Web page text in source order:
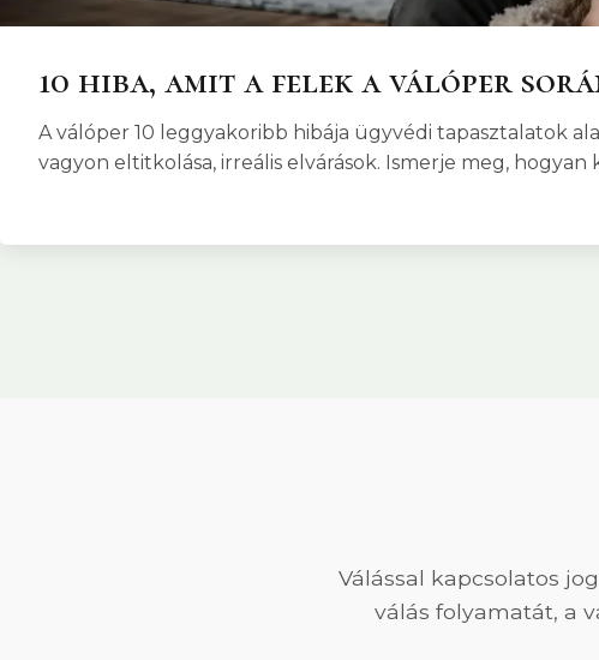
10 hiba, amit a felek a válóper
A válóper 10 leggyakoribb hibája ügyvédi tapasztalatok
vagyon eltitkolása, irreális elvárások. Ismerje meg,
Válással kapcsolatos
válás folyamatát, a